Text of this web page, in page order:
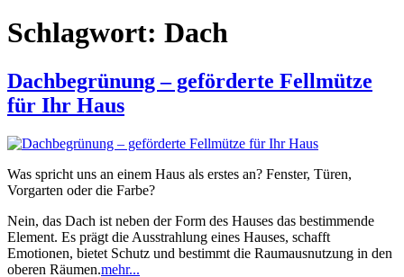
Schlagwort: Dach
Dachbegrünung – geförderte Fellmütze
für Ihr Haus
Was spricht uns an einem Haus als erstes an? Fenster, Türen,
Vorgarten oder die Farbe?
Nein, das Dach ist neben der Form des Hauses das bestimmende
Element. Es prägt die Ausstrahlung eines Hauses, schafft
Emotionen, bietet Schutz und bestimmt die Raumausnutzung in den
oberen Räumen.mehr...